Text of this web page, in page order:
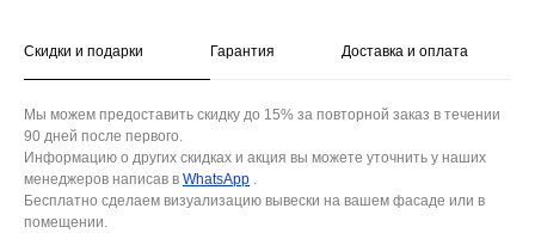
Скидки и подарки Гарантия Доставка и оплата
Мы можем предоставить скидку до 15% за повторной заказ в течении
90 дней после первого.
Информацию о других скидках и акция вы можете уточнить у наших
менеджеров написав в WhatsApp .
Бесплатно сделаем визуализацию вывески на вашем фасаде или в
помещении.